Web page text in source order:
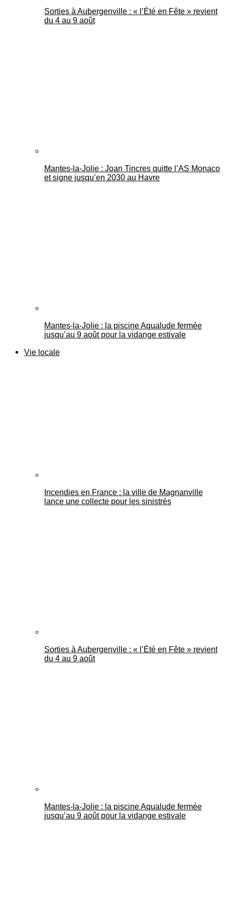
Sorties à Aubergenville : « l’Été en Fête » revient
du 4 au 9 août
Mantes-la-Jolie : Joan Tincres quitte l’AS Monaco
et signe jusqu’en 2030 au Havre
Mantes-la-Jolie : la piscine Aqualude fermée
jusqu’au 9 août pour la vidange estivale
Vie locale
Incendies en France : la ville de Magnanville
lance une collecte pour les sinistrés
Sorties à Aubergenville : « l’Été en Fête » revient
du 4 au 9 août
Mantes-la-Jolie : la piscine Aqualude fermée
jusqu’au 9 août pour la vidange estivale